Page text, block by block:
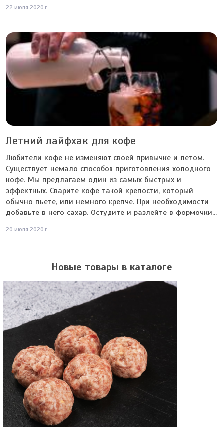
22 июля 2020 г.
Летний лайфхак для кофе
Любители кофе не изменяют своей привычке и летом.
Существует немало способов приготовления холодного
кофе. Мы предлагаем один из самых быстрых и
эффектных. Сварите кофе такой крепости, который
обычно пьете, или немного крепче. При необходимости
добавьте в него сахар. Остудите и разлейте в формочки...
20 июля 2020 г.
Новые товары в каталоге